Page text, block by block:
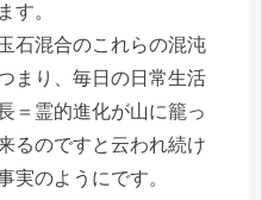
す。
石混合のこれらの混沌
まり、毎日の日常生活
＝霊的進化が山に籠っ
るのですと云われ続け
実のようにです。